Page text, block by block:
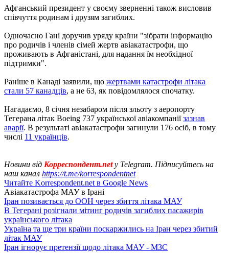
Афганський президент у своєму зверненні також висловив
співчуття родинам і друзям загиблих.
Одночасно Гані доручив уряду країни "зібрати інформацію
про родичів і членів сімей жертв авіакатастрофи, що
проживають в Афганістані, для надання їм необхідної
підтримки".
Раніше в Канаді заявили, що жертвами катастрофи літака
стали 57 канадців, а не 63, як повідомлялося спочатку.
Нагадаємо, 8 січня незабаром після зльоту з аеропорту
Тегерана літак Boeing 737 української авіакомпаніїзазнав
аварії. В результаті авіакатастрофи загинули 176 осіб, в тому
числі 11 українців.
Новини від Корреспондент.netу Telegram. Підписуйтесь на
наш канал https://t.me/korrespondentnet
Читайте Korrespondent.net в Google News
Авіакатастрофа МАУ в Ірані
Іран позивається до ООН через збиття літака МАУ
В Тегерані розігнали мітинг родичів загиблих пасажирів
українського літака
Україна та ще три країни поскаржились на Іран через збитий
літак МАУ
Іран ігнорує претензії щодо літака МАУ - МЗС